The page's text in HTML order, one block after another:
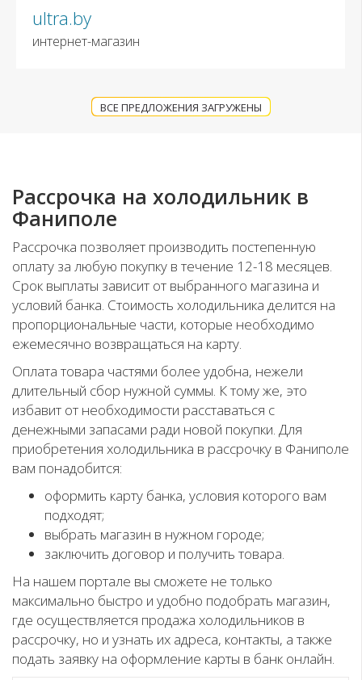
ultra.by
интернет-магазин
ВСЕ ПРЕДЛОЖЕНИЯ ЗАГРУЖЕНЫ
Рассрочка на холодильник в
Фаниполе
Рассрочка позволяет производить постепенную
оплату за любую покупку в течение 12-18 месяцев.
Срок выплаты зависит от выбранного магазина и
условий банка. Стоимость холодильника делится на
пропорциональные части, которые необходимо
ежемесячно возвращаться на карту.
Оплата товара частями более удобна, нежели
длительный сбор нужной суммы. К тому же, это
избавит от необходимости расставаться с
денежными запасами ради новой покупки. Для
приобретения холодильника в рассрочку в Фаниполе
вам понадобится:
оформить карту банка, условия которого вам
подходят;
выбрать магазин в нужном городе;
заключить договор и получить товара.
На нашем портале вы сможете не только
максимально быстро и удобно подобрать магазин,
где осуществляется продажа холодильников в
рассрочку, но и узнать их адреса, контакты, а также
подать заявку на оформление карты в банк онлайн.